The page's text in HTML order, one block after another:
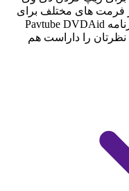
فرمت های مختلف برای
هر دستگاه پلیری که شما می خواهید . برنامه Pavtube DVDAid
را داراست هم